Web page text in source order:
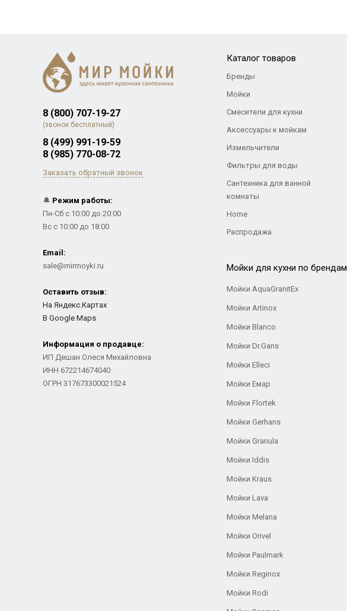
8 (800) 707-19-27
(звонок бесплатный)
8 (499) 991-19-59
8 (985) 770-08-72
Заказать обратный звонок
🔔 Режим работы:
Пн-Сб с 10:00 до 20:00
Вс с 10:00 до 18:00
Email:
sale@mirmoyki.ru
Оставить отзыв:
На Яндекс.Картах
В Google Maps
Информация о продавце:
ИП Дешан Олеся Михайловна
ИНН 672214674040
ОГРН 317673300021524
Каталог товаров
Бренды
Мойки
Смесители для кухни
Аксессуары к мойкам
Измельчители
Фильтры для воды
Сантехника для ванной
комнаты
Home
Распродажа
Мойки для кухни по брендам
Мойки AquaGranitEx
Мойки Artinox
Мойки Blanco
Мойки Dr.Gans
Мойки Elleci
Мойки Емар
Мойки Flortek
Мойки Gerhans
Мойки Granula
Мойки Iddis
Мойки Kraus
Мойки Lava
Мойки Melana
Мойки Orivel
Мойки Paulmark
Мойки Reginox
Мойки Rodi